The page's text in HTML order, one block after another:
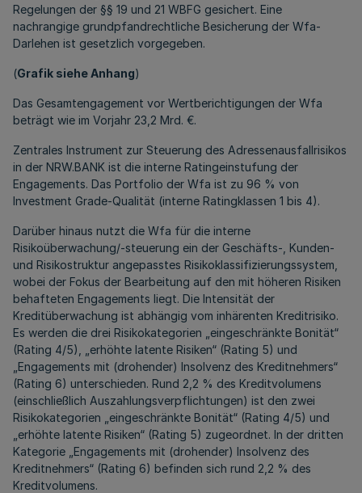
Regelungen der §§ 19 und 21 WBFG gesichert. Eine
nachrangige grundpfandrechtliche Besicherung der Wfa-
Darlehen ist gesetzlich vorgegeben.
(Grafik siehe Anhang)
Das Gesamtengagement vor Wertberichtigungen der Wfa
beträgt wie im Vorjahr 23,2 Mrd. €.
Zentrales Instrument zur Steuerung des Adressenausfallrisikos
in der NRW.BANK ist die interne Ratingeinstufung der
Engagements. Das Portfolio der Wfa ist zu 96 % von
Investment Grade-Qualität (interne Ratingklassen 1 bis 4).
Darüber hinaus nutzt die Wfa für die interne
Risikoüberwachung/-steuerung ein der Geschäfts-, Kunden-
und Risikostruktur angepasstes Risikoklassifizierungssystem,
wobei der Fokus der Bearbeitung auf den mit höheren Risiken
behafteten Engagements liegt. Die Intensität der
Kreditüberwachung ist abhängig vom inhärenten Kreditrisiko.
Es werden die drei Risikokategorien „eingeschränkte Bonität“
(Rating 4/5), „erhöhte latente Risiken“ (Rating 5) und
„Engagements mit (drohender) Insolvenz des Kreditnehmers“
(Rating 6) unterschieden. Rund 2,2 % des Kreditvolumens
(einschließlich Auszahlungsverpflichtungen) ist den zwei
Risikokategorien „eingeschränkte Bonität“ (Rating 4/5) und
„erhöhte latente Risiken“ (Rating 5) zugeordnet. In der dritten
Kategorie „Engagements mit (drohender) Insolvenz des
Kreditnehmers“ (Rating 6) befinden sich rund 2,2 % des
Kreditvolumens.